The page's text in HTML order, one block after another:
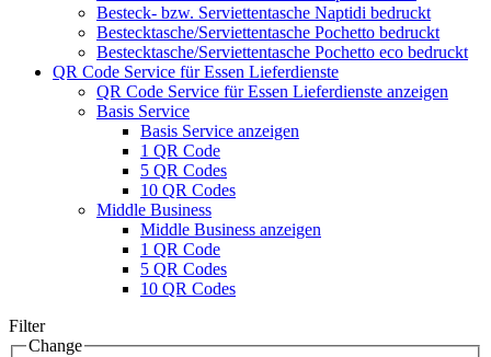
Besteck- bzw. Serviettentasche Naptidi bedruckt
Bestecktasche/Serviettentasche Pochetto bedruckt
Bestecktasche/Serviettentasche Pochetto eco bedruckt
QR Code Service für Essen Lieferdienste
QR Code Service für Essen Lieferdienste anzeigen
Basis Service
Basis Service anzeigen
1 QR Code
5 QR Codes
10 QR Codes
Middle Business
Middle Business anzeigen
1 QR Code
5 QR Codes
10 QR Codes
Filter
Change